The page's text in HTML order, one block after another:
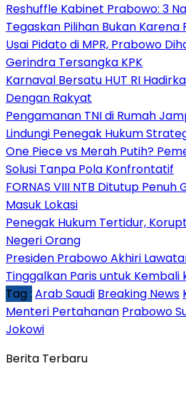
Reshuffle Kabinet Prabowo: 3
Tegaskan Pilihan Bukan Karena
Usai Pidato di MPR, Prabowo
Gerindra Tersangka KPK
Karnaval Bersatu HUT RI
Dengan Rakyat
Pengamanan TNI di Rumah
Lindungi Penegak Hukum
One Piece vs Merah Putih?
Solusi Tanpa Pola Konfrontatif
FORNAS VIII NTB Ditutup
Masuk Lokasi
Penegak Hukum Tertidur,
Negeri Orang
Presiden Prabowo Akhiri
Tinggalkan Paris untuk
Tag : Arab Saudi Breaking News
Menteri Pertahanan Prabowo
Jokowi
Berita Terbaru